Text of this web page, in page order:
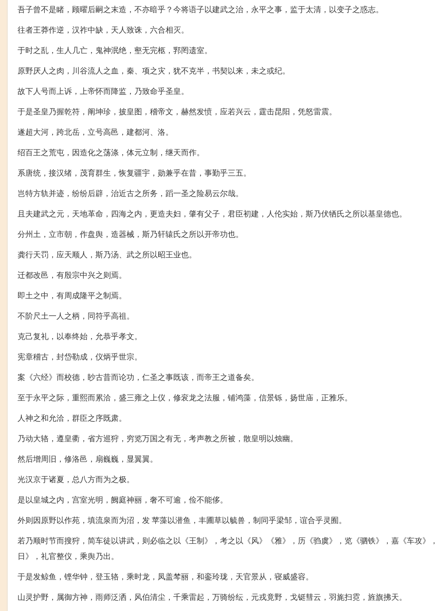
吾子曾不是睹，顾曜后嗣之末造，不亦暗乎？今将语子以建武之治，永平之事，监于太清，以变子之惑志。
往者王莽作逆，汉祚中缺，天人致诛，六合相灭。
于时之乱，生人几亡，鬼神泯绝，壑无完柩，郛罔遗室。
原野厌人之肉，川谷流人之血，秦、项之灾，犹不克半，书契以来，未之或纪。
故下人号而上诉，上帝怀而降监，乃致命乎圣皇。
于是圣皇乃握乾符，阐坤珍，披皇图，稽帝文，赫然发愤，应若兴云，霆击昆阳，凭怒雷震。
遂超大河，跨北岳，立号高邑，建都河、洛。
绍百王之荒屯，因造化之荡涤，体元立制，继天而作。
系唐统，接汉绪，茂育群生，恢复疆宇，勋兼乎在昔，事勤乎三五。
岂特方轨并迹，纷纷后辟，治近古之所务，蹈一圣之险易云尔哉。
且夫建武之元，天地革命，四海之内，更造夫妇，肇有父子，君臣初建，人伦实始，斯乃伏牺氏之所以基皇德也。
分州土，立市朝，作盘舆，造器械，斯乃轩辕氏之所以开帝功也。
龚行天罚，应天顺人，斯乃汤、武之所以昭王业也。
迁都改邑，有殷宗中兴之则焉。
即土之中，有周成隆平之制焉。
不阶尺土一人之柄，同符乎高祖。
克己复礼，以奉终始，允恭乎孝文。
宪章稽古，封岱勒成，仪炳乎世宗。
案《六经》而校德，眇古昔而论功，仁圣之事既该，而帝王之道备矣。
至于永平之际，重熙而累洽，盛三雍之上仪，修衮龙之法服，铺鸿藻，信景铄，扬世庙，正雅乐。
人神之和允洽，群臣之序既肃。
乃动大辂，遵皇衢，省方巡狩，穷览万国之有无，考声教之所被，散皇明以烛幽。
然后增周旧，修洛邑，扇巍巍，显翼翼。
光汉京于诸夏，总八方而为之极。
是以皇城之内，宫室光明，阙庭神丽，奢不可逾，俭不能侈。
外则因原野以作苑，填流泉而为沼，发 苹藻以潜鱼，丰圃草以毓兽，制同乎梁邹，谊合乎灵囿。
若乃顺时节而搜狩，简车徒以讲武，则必临之以《王制》，考之以《风》《雅》，历《驺虞》，览《驷铁》，嘉《车攻》
日》，礼官整仪，乘舆乃出。
于是发鲸鱼，铿华钟，登玉辂，乘时龙，凤盖棽丽，和銮玲珑，天官景从，寝威盛容。
山灵护野，属御方神，雨师泛洒，风伯清尘，千乘雷起，万骑纷纭，元戎竟野，戈铤彗云，羽旄扫霓，旌旗拂天。